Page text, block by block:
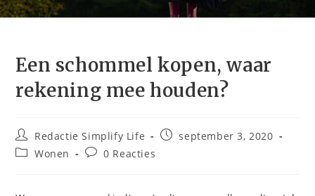
Een schommel kopen, waar
rekening mee houden?
Bericht
auteur:
Redactie Simplify Life
Berichtseptember 3, 2020
Berichtcategorie:
Wonen
Bericht0 Reacties